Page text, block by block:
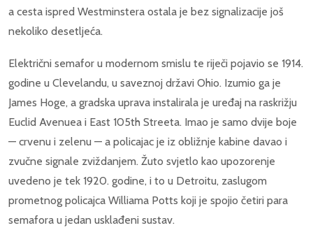
a cesta ispred Westminstera ostala je bez signalizacije još
nekoliko desetljeća.
Električni semafor u modernom smislu te riječi pojavio se 1914.
godine u Clevelandu, u saveznoj državi Ohio. Izumio ga je
James Hoge, a gradska uprava instalirala je uređaj na raskrižju
Euclid Avenuea i East 105th Streeta. Imao je samo dvije boje
— crvenu i zelenu — a policajac je iz obližnje kabine davao i
zvučne signale zviždanjem. Žuto svjetlo kao upozorenje
uvedeno je tek 1920. godine, i to u Detroitu, zaslugom
prometnog policajca Williama Potts koji je spojio četiri para
semafora u jedan usklađeni sustav.